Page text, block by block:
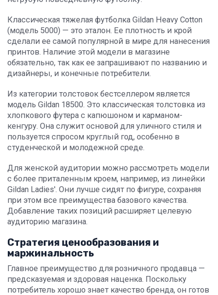
Классическая тяжелая футболка Gildan Heavy Cotton
(модель 5000) — это эталон. Ее плотность и крой
сделали ее самой популярной в мире для нанесения
принтов. Наличие этой модели в магазине
обязательно, так как ее запрашивают по названию и
дизайнеры, и конечные потребители.
Из категории толстовок бестселлером является
модель Gildan 18500. Это классическая толстовка из
хлопкового футера с капюшоном и карманом-
кенгуру. Она служит основой для уличного стиля и
пользуется спросом круглый год, особенно в
студенческой и молодежной среде.
Для женской аудитории можно рассмотреть модели
с более приталенным кроем, например, из линейки
Gildan Ladies'. Они лучше сидят по фигуре, сохраняя
при этом все преимущества базового качества.
Добавление таких позиций расширяет целевую
аудиторию магазина.
Стратегия ценообразования и
маржинальность
Главное преимущество для розничного продавца —
предсказуемая и здоровая наценка. Поскольку
потребитель хорошо знает качество бренда, он готов